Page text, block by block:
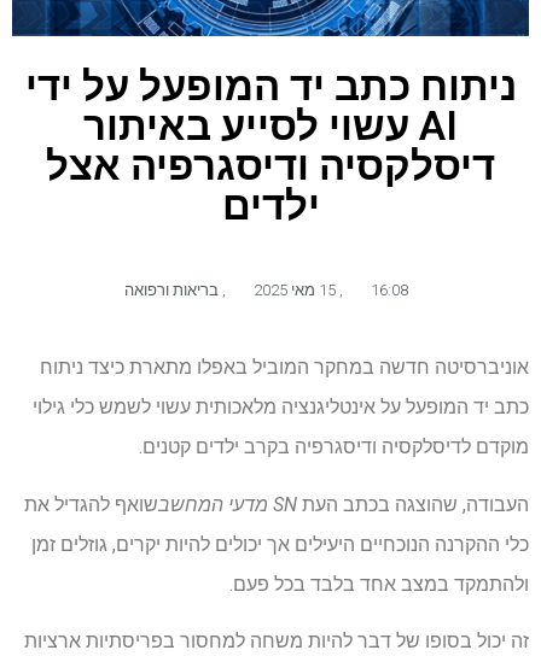
ניתוח כתב יד המופעל על ידי
AI עשוי לסייע באיתור
דיסלקסיה ודיסגרפיה אצל
ילדים
16:08 15 מאי 2025 בריאות ורפואה
אוניברסיטה חדשה במחקר המוביל באפלו מתארת ​​כיצד ניתוח
כתב יד המופעל על אינטליגנציה מלאכותית עשוי לשמש כלי גילוי
מוקדם לדיסלקסיה ודיסגרפיה בקרב ילדים קטנים.
העבודה, שהוצגה בכתב העת SN מדעי המחשב
שואף להגדיל את
כלי ההקרנה הנוכחיים היעילים אך יכולים להיות יקרים, גוזלים זמן
ולהתמקד במצב אחד בלבד בכל פעם.
זה יכול בסופו של דבר להיות משחה למחסור בפריסתיות ארציות